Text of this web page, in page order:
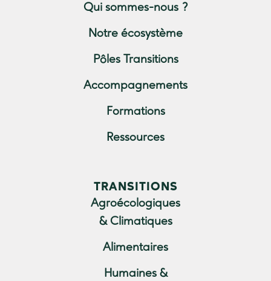
Qui sommes-nous ?
Notre écosystème
Pôles Transitions
Accompagnements
Formations
Ressources
TRANSITIONS
Agroécologiques
& Climatiques
Alimentaires
Humaines &